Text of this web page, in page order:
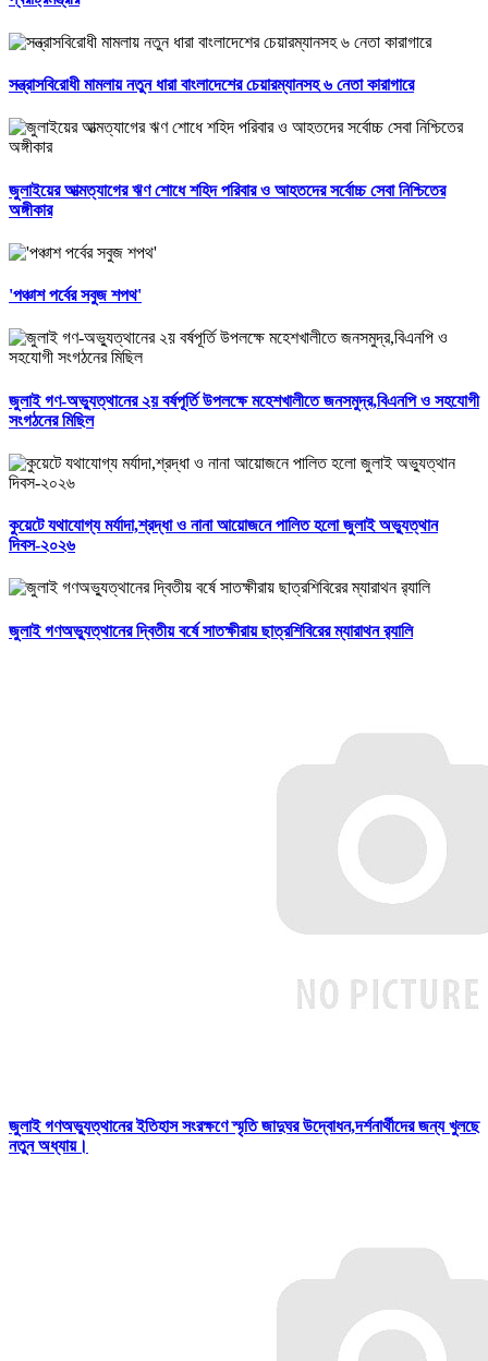
সন্ত্রাসবিরোধী মামলায় নতুন ধারা বাংলাদেশের চেয়ারম্যানসহ ৬ নেতা কারাগারে
জুলাইয়ের আত্মত্যাগের ঋণ শোধে শহিদ পরিবার ও আহতদের সর্বোচ্চ সেবা নিশ্চিতের
অঙ্গীকার
'পঞ্চাশ পর্বের সবুজ শপথ'
জুলাই গণ-অভ্যুত্থানের ২য় বর্ষপূর্তি উপলক্ষে মহেশখালীতে জনসমুদ্র,বিএনপি ও সহযোগী
সংগঠনের মিছিল
কুয়েটে যথাযোগ্য মর্যাদা,শ্রদ্ধা ও নানা আয়োজনে পালিত হলো জুলাই অভ্যুত্থান
দিবস-২০২৬
জুলাই গণঅভ্যুত্থানের দ্বিতীয় বর্ষে সাতক্ষীরায় ছাত্রশিবিরের ম্যারাথন র‌্যালি
জুলাই গণঅভ্যুত্থানের ইতিহাস সংরক্ষণে স্মৃতি জাদুঘর উদ্বোধন,দর্শনার্থীদের জন্য খুলছে
নতুন অধ্যায়।